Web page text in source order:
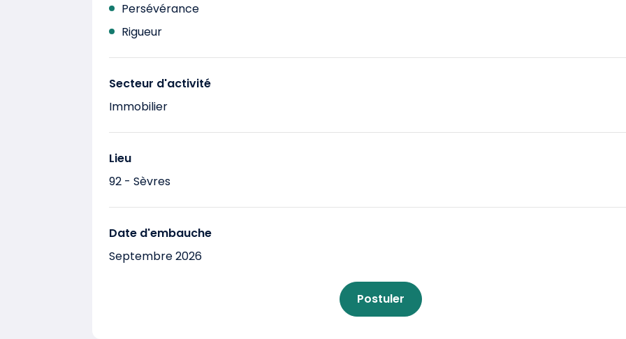
Persévérance
Rigueur
Secteur d'activité
Immobilier
Lieu
92 - Sèvres
Date d'embauche
Septembre 2026
Postuler